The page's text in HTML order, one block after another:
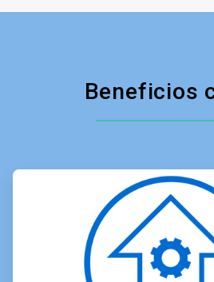
Beneficios
ArticleTile